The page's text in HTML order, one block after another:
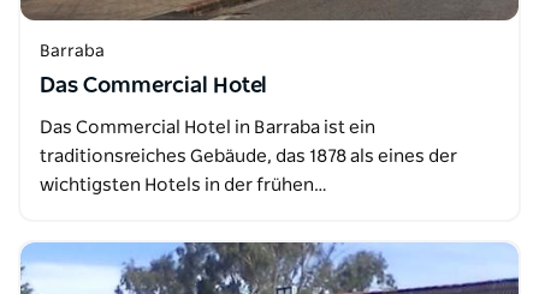
Barraba
Das Commercial Hotel
Das Commercial Hotel in Barraba ist ein
traditionsreiches Gebäude, das 1878 als eines der
wichtigsten Hotels in der frühen…